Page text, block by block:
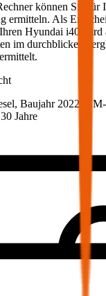
können Sie für
ermitteln. Als
Hyundai i40
wird
im durchblicker
Baujahr 2022,
Jahre